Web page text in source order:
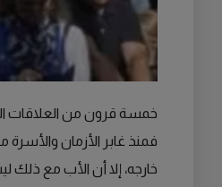
خمسة قرون من العلاقات
فمنذ غابر الأزمان
خارجه، إلا أن الأب مع